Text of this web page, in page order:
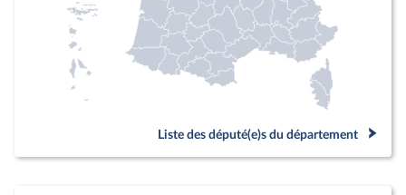
Liste des député(e)s du département